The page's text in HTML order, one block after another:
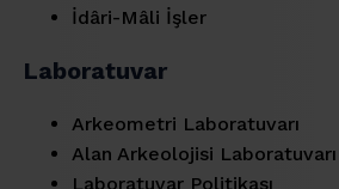
İdâri-Mâli İşler
Laboratuvar
Arkeometri Laboratuvarı
Alan Arkeolojisi Laboratuvarı
Laboratuvar Politikası